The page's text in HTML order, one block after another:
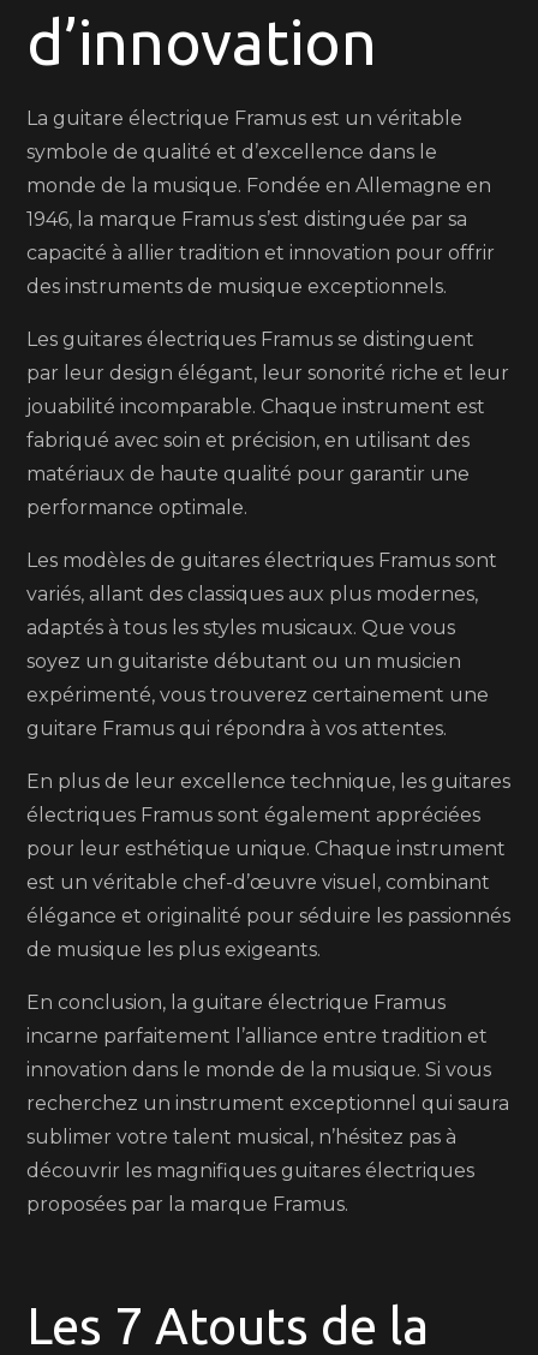
d’innovation
La guitare électrique Framus est un véritable
symbole de qualité et d’excellence dans le
monde de la musique. Fondée en Allemagne en
1946, la marque Framus s’est distinguée par sa
capacité à allier tradition et innovation pour offrir
des instruments de musique exceptionnels.
Les guitares électriques Framus se distinguent
par leur design élégant, leur sonorité riche et leur
jouabilité incomparable. Chaque instrument est
fabriqué avec soin et précision, en utilisant des
matériaux de haute qualité pour garantir une
performance optimale.
Les modèles de guitares électriques Framus sont
variés, allant des classiques aux plus modernes,
adaptés à tous les styles musicaux. Que vous
soyez un guitariste débutant ou un musicien
expérimenté, vous trouverez certainement une
guitare Framus qui répondra à vos attentes.
En plus de leur excellence technique, les guitares
électriques Framus sont également appréciées
pour leur esthétique unique. Chaque instrument
est un véritable chef-d’œuvre visuel, combinant
élégance et originalité pour séduire les passionnés
de musique les plus exigeants.
En conclusion, la guitare électrique Framus
incarne parfaitement l’alliance entre tradition et
innovation dans le monde de la musique. Si vous
recherchez un instrument exceptionnel qui saura
sublimer votre talent musical, n’hésitez pas à
découvrir les magnifiques guitares électriques
proposées par la marque Framus.
Les 7 Atouts de la